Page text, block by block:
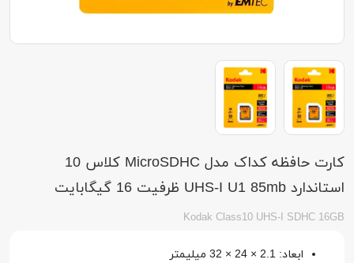
کارت حافظه کداک مدل MicroSDHC کلاس 10
استاندارد UHS-I U1 85mb ظرفیت 16 گیگابایت
Kodak Class10 UHS-I SDHC 16GB
ابعاد: 2.1 × 24 × 32 میلیمتر